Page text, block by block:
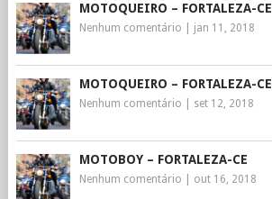
MOTOQUEIRO – FORTALEZA-CE
Nenhum comentário jan 11, 2018
MOTOQUEIRO – FORTALEZA-CE
Nenhum comentário set 12, 2018
MOTOBOY – FORTALEZA-CE
Nenhum comentário out 16, 2018